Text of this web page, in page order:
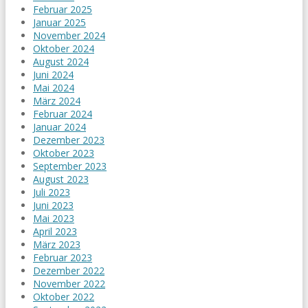
Februar 2025
Januar 2025
November 2024
Oktober 2024
August 2024
Juni 2024
Mai 2024
März 2024
Februar 2024
Januar 2024
Dezember 2023
Oktober 2023
September 2023
August 2023
Juli 2023
Juni 2023
Mai 2023
April 2023
März 2023
Februar 2023
Dezember 2022
November 2022
Oktober 2022